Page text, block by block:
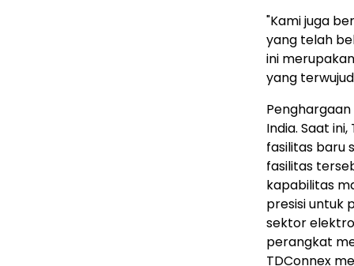
"Kami juga
yang telah
ini
yang
India. Saat
fasilitas baru
fasilitas
kapabilitas
presisi untuk
sektor
perangkat
TDConnex